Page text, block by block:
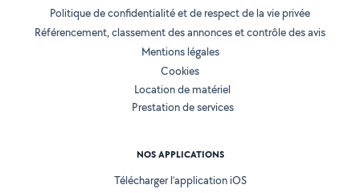
Politique de confidentialité et de respect de la vie privée
Référencement, classement des annonces et contrôle des avis
Mentions légales
Cookies
Location de matériel
Prestation de services
NOS APPLICATIONS
Télécharger l’application iOS